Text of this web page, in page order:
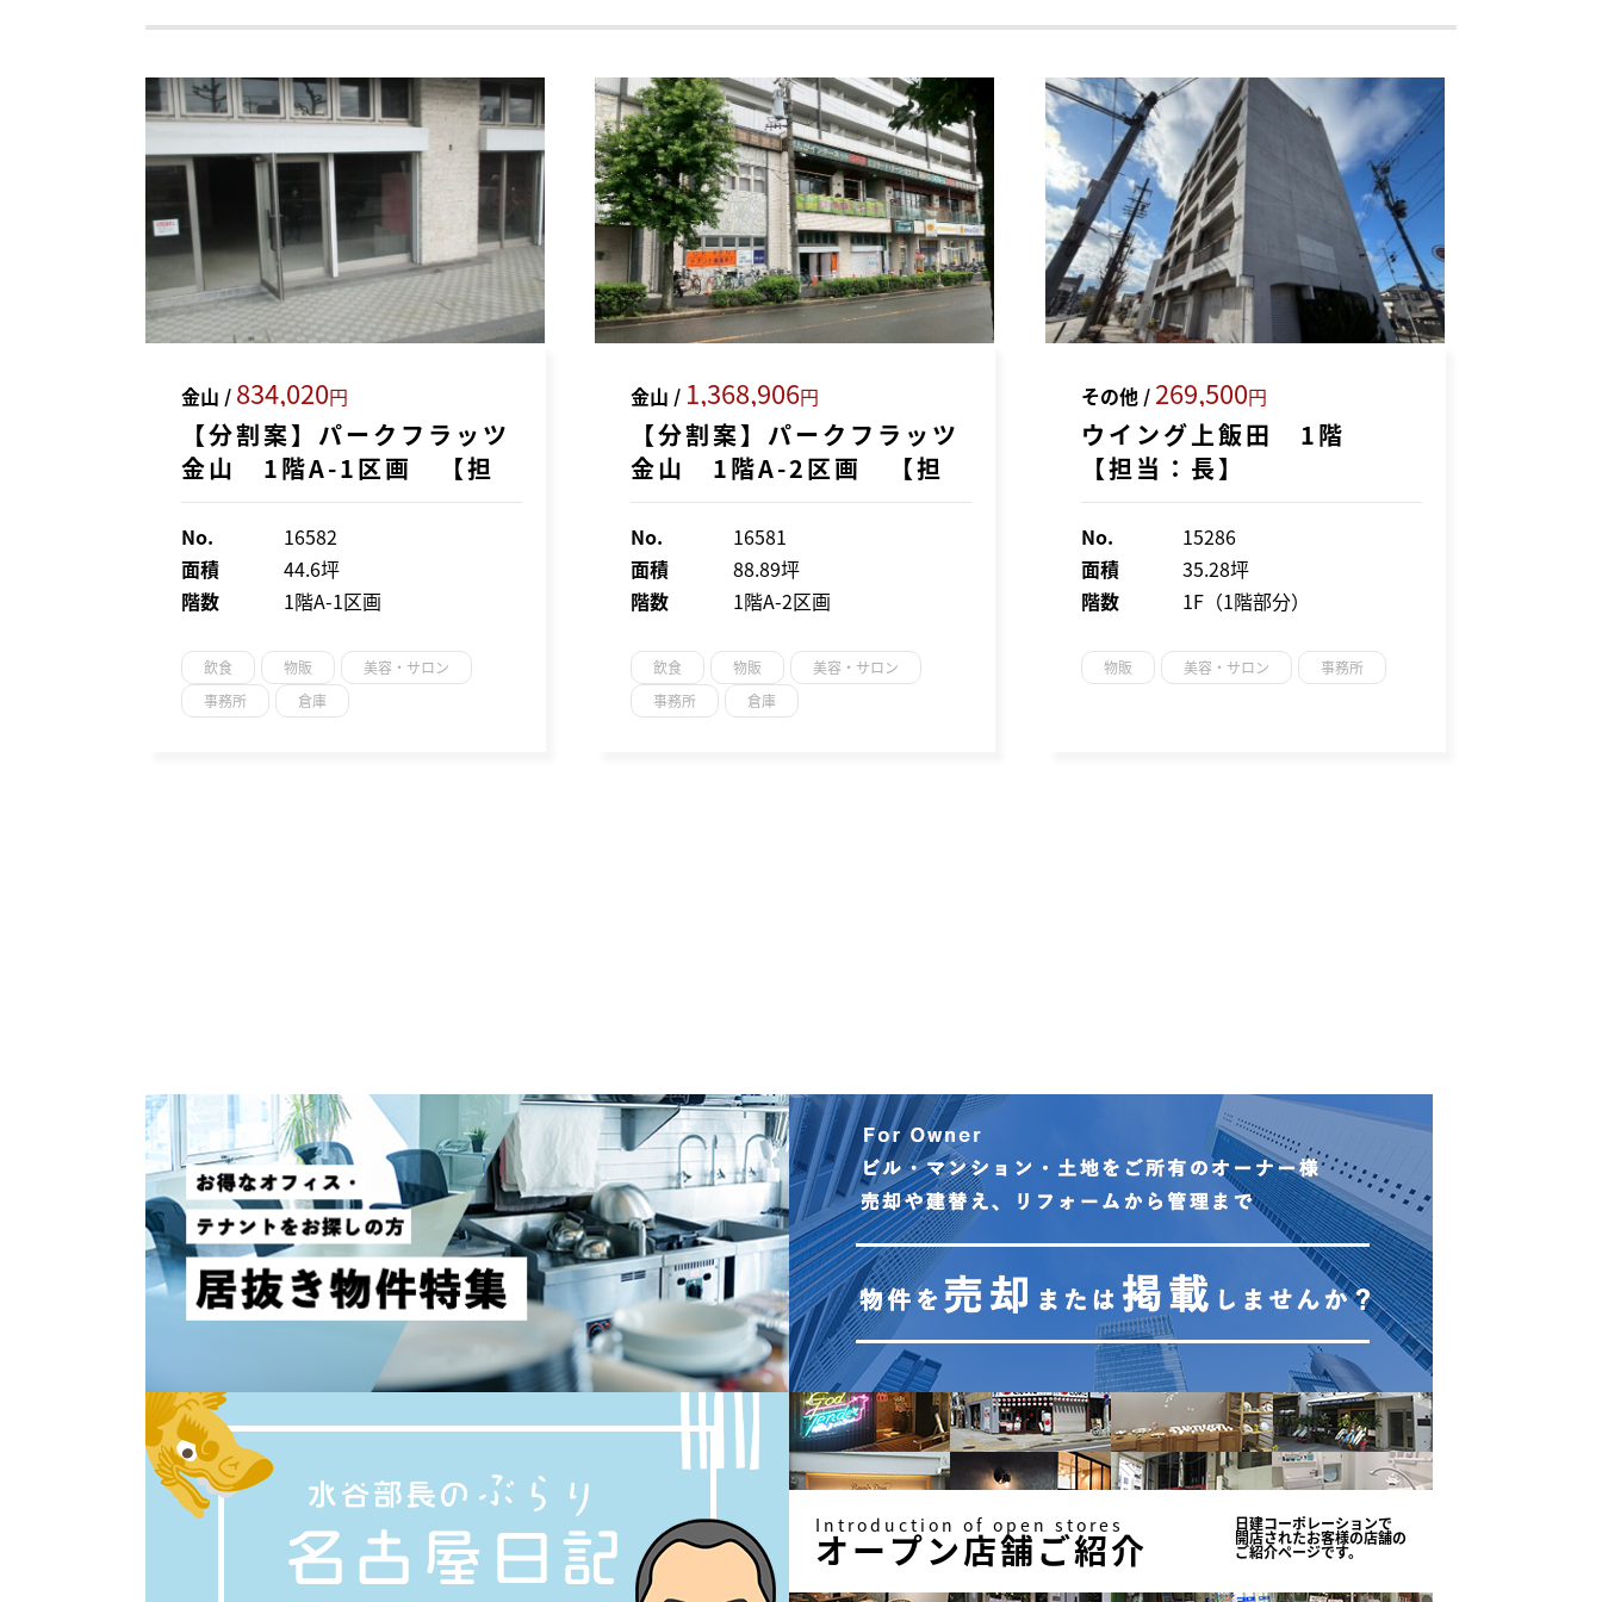
金山 / 834,020円
【分割案】パークフラッツ
金山 1階A-1区画 【担
当：松本】
No.
16582
面積
44.6坪
階数
1階A-1区画
飲食 物販
美容・サロン
事務所
倉庫
金山 / 1,368,906円
【分割案】パークフラッツ
金山 1階A-2区画 【担
当：松本】
No.
16581
面積
88.89坪
階数
1階A-2区画
飲食 物販
美容・サロン
事務所
倉庫
その他 / 269,500円
ウイング上飯田 1階
【担当：長】
No.
15286
面積
35.28坪
階数
1F（1階部分）
物販 美容・サロン 事務所
Introduction of open stores
オープン店舗ご紹介
日建コーポレーションで
開店されたお客様の店舗の
ご紹介ページです。